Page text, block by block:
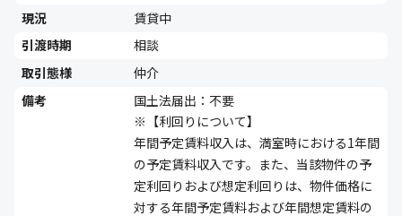
現況
賃貸中
引渡時期
相談
取引態様
仲介
備考
国土法届出：不要
※【利回りについて】
年間予定賃料収入は、満室時における1年間
の予定賃料収入です。また、当該物件の予
定利回りおよび想定利回りは、物件価格に
対する年間予定賃料および年間想定賃料の